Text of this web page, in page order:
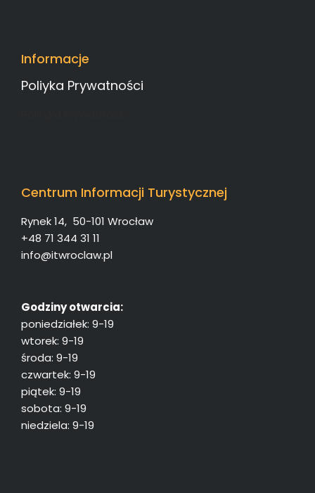
Informacje
Poliyka Prywatności
Centrum Informacji Turystycznej
Rynek 14, 50-101 Wrocław
+48 71 344 31 11
info@itwroclaw.pl
Godziny otwarcia:
poniedziałek: 9-19
wtorek: 9-19
środa: 9-19
czwartek: 9-19
piątek: 9-19
sobota: 9-19
niedziela: 9-19